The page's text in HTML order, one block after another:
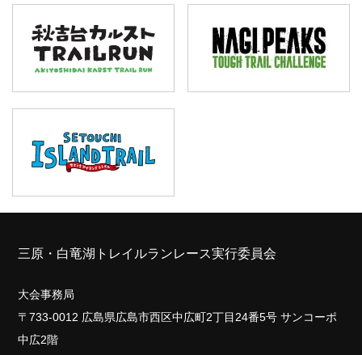
三原・白竜湖トレイルランレース実行委員会
大会事務局
〒733-0012 広島県広島市西区中広町2丁目24番5号 サンコーポ
中広2階